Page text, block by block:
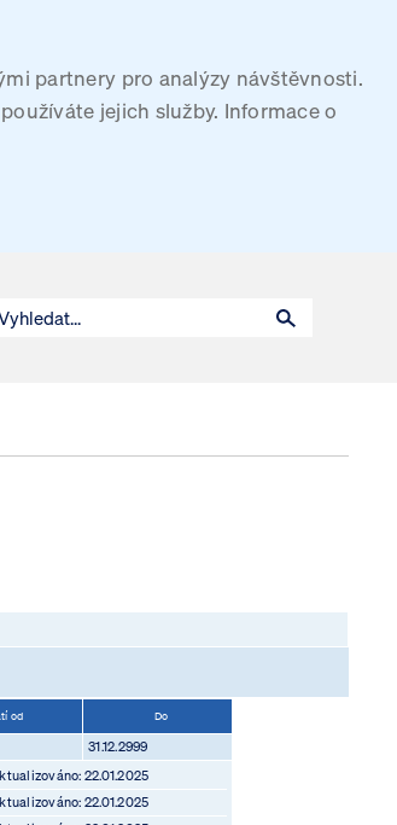
partnery pro analýzy návštěvnosti.
jejich služby. Informace o
od Do
31.12.2999
22.01.2025
22.01.2025